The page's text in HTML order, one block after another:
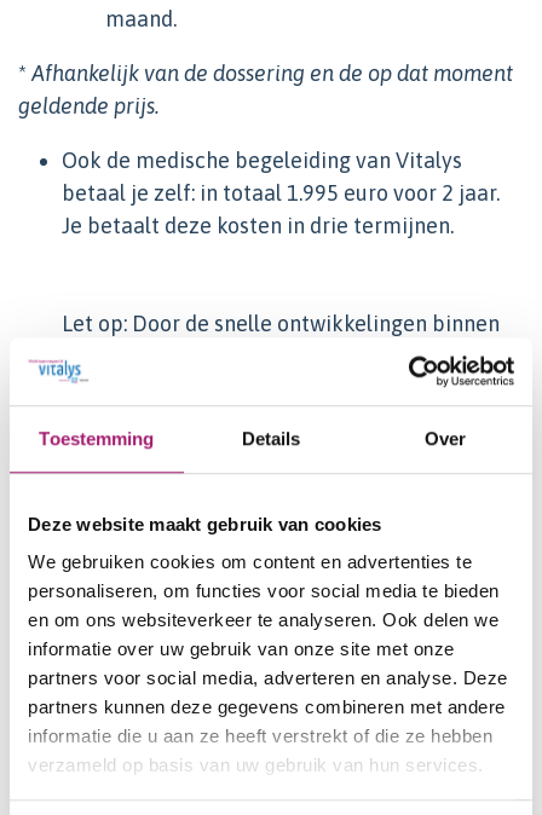
Toestemming Details Over
Deze website maakt gebruik van cookies
We gebruiken cookies om content en advertenties te
personaliseren, om functies voor social media te bieden
en om ons websiteverkeer te analyseren. Ook delen we
informatie over uw gebruik van onze site met onze
partners voor social media, adverteren en analyse. Deze
partners kunnen deze gegevens combineren met andere
informatie die u aan ze heeft verstrekt of die ze hebben
verzameld op basis van uw gebruik van hun services.
maand.
* Afhankelijk van de dossering en de op dat moment
geldende prijs.
Ook de medische begeleiding van Vitalys
betaal je zelf: in totaal 1.995 euro voor 2 jaar.
Je betaalt deze kosten in drie termijnen.
Let op: Door de snelle ontwikkelingen binnen
het specialisme 'Afvallen met medicijnen', kan
het voorkomen dat de tarieven gedurende het
de website.
Meld je aan voor een
online informatieavond